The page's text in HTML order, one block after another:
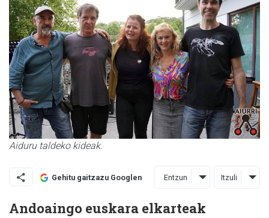
Aiduru taldeko kideak.
Gehitu gaitzazu Googlen Entzun Itzuli
Andoaingo euskara elkarteak